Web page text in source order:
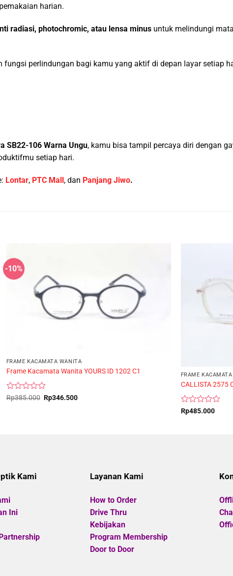
harian.
radiasi, photochromic, atau lensa minus untuk melindungi
perlindungan bagi kamu yang aktif di depan layar setiap
SB22-106 Warna Ungu, kamu bisa tampil percaya diri dengan
setiap hari.
Lontar, PTC Mall , dan Panjang Jiwo.
-10%
FRAME KACAMATA WANITA
Frame Kacamata Wanita YOURS ID 1202 C1
Rated
Rp385.000 Original
price
Rp346.500Current
FRAME KACAMATA
CALLISTA 2575
Rated
Rp485.000
Kami
Ini
Layanan Kami
How to Order
Drive Thru
Kebijakan
Program Membership
Door to Door